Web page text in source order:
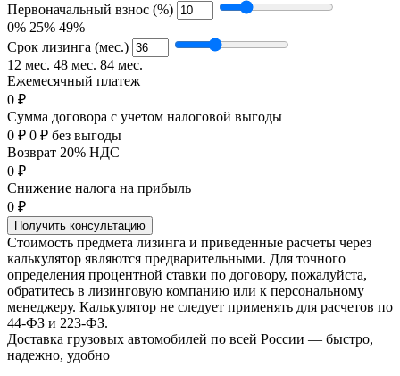
Первоначальный взнос (%)
0% 25% 49%
Срок лизинга (мес.)
12 мес. 48 мес. 84 мес.
Ежемесячный платеж
0 ₽
Сумма договора с учетом налоговой выгоды
0 ₽ 0 ₽ без выгоды
Возврат 20% НДС
0 ₽
Снижение налога на прибыль
0 ₽
Получить консультацию
Стоимость предмета лизинга и приведенные расчеты через
калькулятор являются предварительными. Для точного
определения процентной ставки по договору, пожалуйста,
обратитесь в лизинговую компанию или к персональному
менеджеру. Калькулятор не следует применять для расчетов по
44-ФЗ и 223-ФЗ.
Доставка грузовых автомобилей по всей России — быстро,
надежно, удобно